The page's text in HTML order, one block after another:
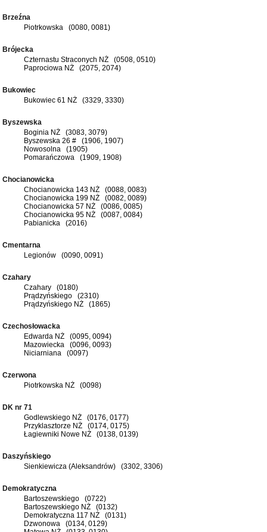
Brzeźna
Piotrkowska (0080, 0081)
Brójecka
Czternastu Straconych NŻ (0508, 0510)
Paprociowa NŻ (2075, 2074)
Bukowiec
Bukowiec 61 NŻ (3329, 3330)
Byszewska
Boginia NŻ (3083, 3079)
Byszewska 26 # (1906, 1907)
Nowosolna (1905)
Pomarańczowa (1909, 1908)
Chocianowicka
Chocianowicka 143 NŻ (0088, 0083)
Chocianowicka 199 NŻ (0082, 0089)
Chocianowicka 57 NŻ (0086, 0085)
Chocianowicka 95 NŻ (0087, 0084)
Pabianicka (2016)
Cmentarna
Legionów (0090, 0091)
Czahary
Czahary (0180)
Prądzyńskiego (2310)
Prądzyńskiego NŻ (1865)
Czechosłowacka
Edwarda NŻ (0095, 0094)
Mazowiecka (0096, 0093)
Niciarniana (0097)
Czerwona
Piotrkowska NŻ (0098)
DK nr 71
Godlewskiego NŻ (0176, 0177)
Przyklasztorze NŻ (0174, 0175)
Łagiewniki Nowe NŻ (0138, 0139)
Daszyńskiego
Sienkiewicza (Aleksandrów) (3302, 3306)
Demokratyczna
Bartoszewskiego (0722)
Bartoszewskiego NŻ (0132)
Demokratyczna 117 NŻ (0131)
Dzwonowa (0134, 0129)